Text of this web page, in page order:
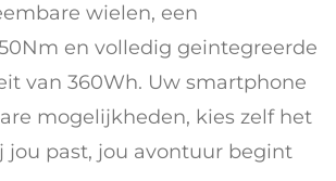
wielen, een
en volledig geintegreerde
van 360Wh. Uw smartphone
mogelijkheden, kies zelf het
past, jou avontuur begint